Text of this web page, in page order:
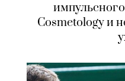
Cosmetology и